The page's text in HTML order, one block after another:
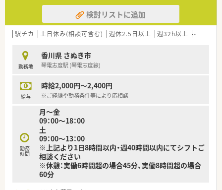
検討リストに追加
駅チカ 土日休み(相談可含む) 週休2.5日以上 週32h以上 ブランク
勤務地
香川県 さぬき市
琴電志度駅 (琴電志度線)
給与
時給2,000円～2,400円
※ご経験や勤務条件等により応相談
勤務
時間
月～金
09：00～18：00
土
09：00～13：00
※上記より1日8時間以内・週40時間以内にてシフトご
相談ください
※休憩：実働6時間超の場合45分、実働8時間超の場合
60分